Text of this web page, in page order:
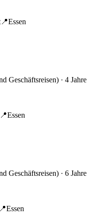
📍Essen
Geschäftsreisen) · 4 Jahre
📍Essen
Geschäftsreisen) · 6 Jahre
📍Essen